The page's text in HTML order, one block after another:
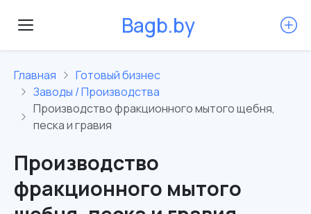
Bagb.by
Главная
Готовый бизнес
Заводы / Производства
Производство фракционного мытого щебня,
песка и гравия
Производство
фракционного мытого